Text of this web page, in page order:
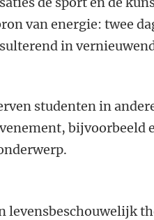
van energie: twee
in
studenten in
bijvoorbeeld
levensbeschouwelijk